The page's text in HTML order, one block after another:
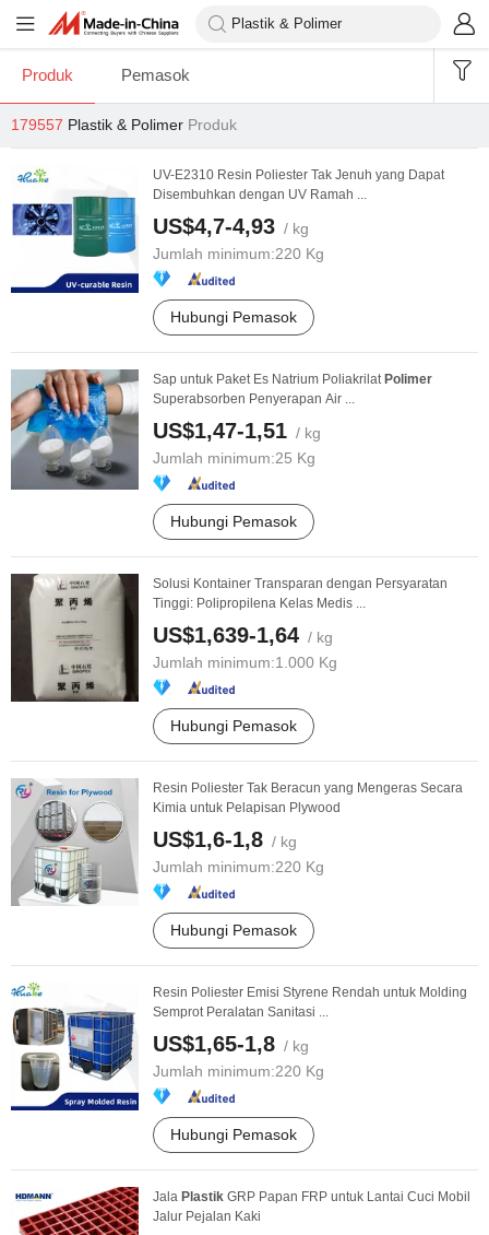
Produk Pemasok
179557 Plastik & Polimer Produk
UV-E2310 Resin Poliester Tak Jenuh yang Dapat
Disembuhkan dengan UV Ramah ...
US$4,7-4,93 / kg
Jumlah minimum:220 Kg
Hubungi Pemasok
Sap untuk Paket Es Natrium Poliakrilat Polimer
Superabsorben Penyerapan Air ...
US$1,47-1,51 / kg
Jumlah minimum:25 Kg
Hubungi Pemasok
Solusi Kontainer Transparan dengan Persyaratan
Tinggi: Polipropilena Kelas Medis ...
US$1,639-1,64 / kg
Jumlah minimum:1.000 Kg
Hubungi Pemasok
Resin Poliester Tak Beracun yang Mengeras Secara
Kimia untuk Pelapisan Plywood
US$1,6-1,8 / kg
Jumlah minimum:220 Kg
Hubungi Pemasok
Resin Poliester Emisi Styrene Rendah untuk Molding
Semprot Peralatan Sanitasi ...
US$1,65-1,8 / kg
Jumlah minimum:220 Kg
Hubungi Pemasok
Jala Plastik GRP Papan FRP untuk Lantai Cuci Mobil
Jalur Pejalan Kaki